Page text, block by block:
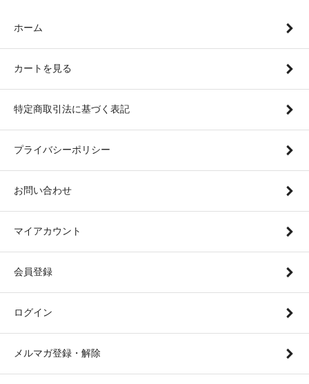
ホーム
カートを見る
特定商取引法に基づく表記
プライバシーポリシー
お問い合わせ
マイアカウント
会員登録
ログイン
メルマガ登録・解除